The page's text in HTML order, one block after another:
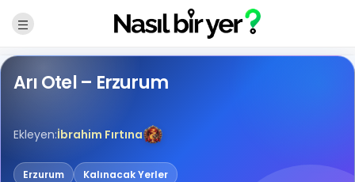
Arı Otel – Erzurum
Ekleyen:İbrahim Fırtına
Erzurum Kalınacak Yerler